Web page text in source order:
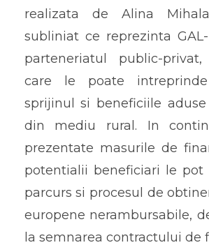
realizata de Alina
subliniat ce reprezinta
parteneriatul public-
care le poate
sprijinul si beneficiile
din mediu rural. In
prezentate masurile de
potentialii beneficiari le pot
parcurs si procesul de
europene nerambursabile,
la semnarea contractului de